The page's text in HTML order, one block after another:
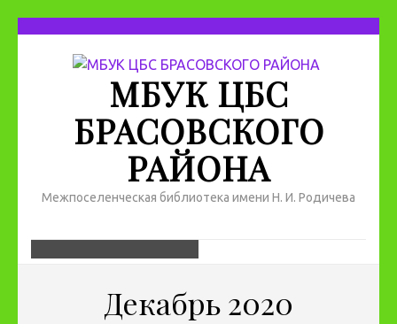
МБУК ЦБС
БРАСОВСКОГО
РАЙОНА
Межпоселенческая библиотека имени Н. И. Родичева
Декабрь 2020